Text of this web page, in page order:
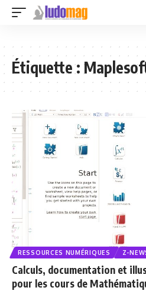
Étiquette :
RESSOURCES NUMÉRIQUES Z-
Calculs, documentation et
pour les cours de